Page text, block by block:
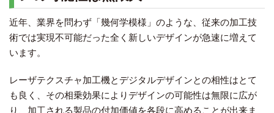
近年、業界を問わず「幾何学模様」のような、従来の加工技
術では実現不可能だった全く新しいデザインが急速に増えて
います。
レーザテクスチャ加工機とデジタルデザインとの相性はとて
も良く、その相乗効果によりデザインの可能性は無限に広が
り、加工される製品の付加価値を各段に高めることが出来ま